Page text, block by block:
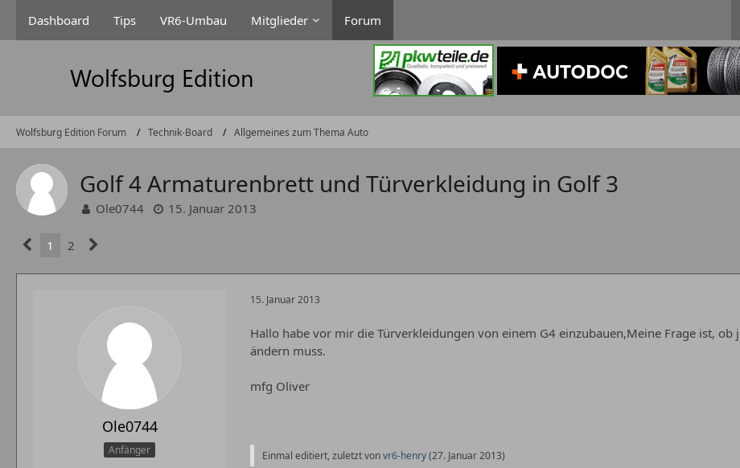
Dashboard Tips VR6-Umbau Mitglieder Forum
Wolfsburg Edition Forum Technik-Board Allgemeines zum Thema Auto
Golf 4 Armaturenbrett und Türverkleidung in Golf 3
Ole0744 15. Januar 2013
1 2
Ole0744
Anfänger
15. Januar 2013
Hallo habe vor mir die Türverkleidungen von einem G4 einzubauen,Meine Frage ist,
ändern muss.
mfg Oliver
Einmal editiert, zuletzt vonvr6-henry(27. Januar 2013)